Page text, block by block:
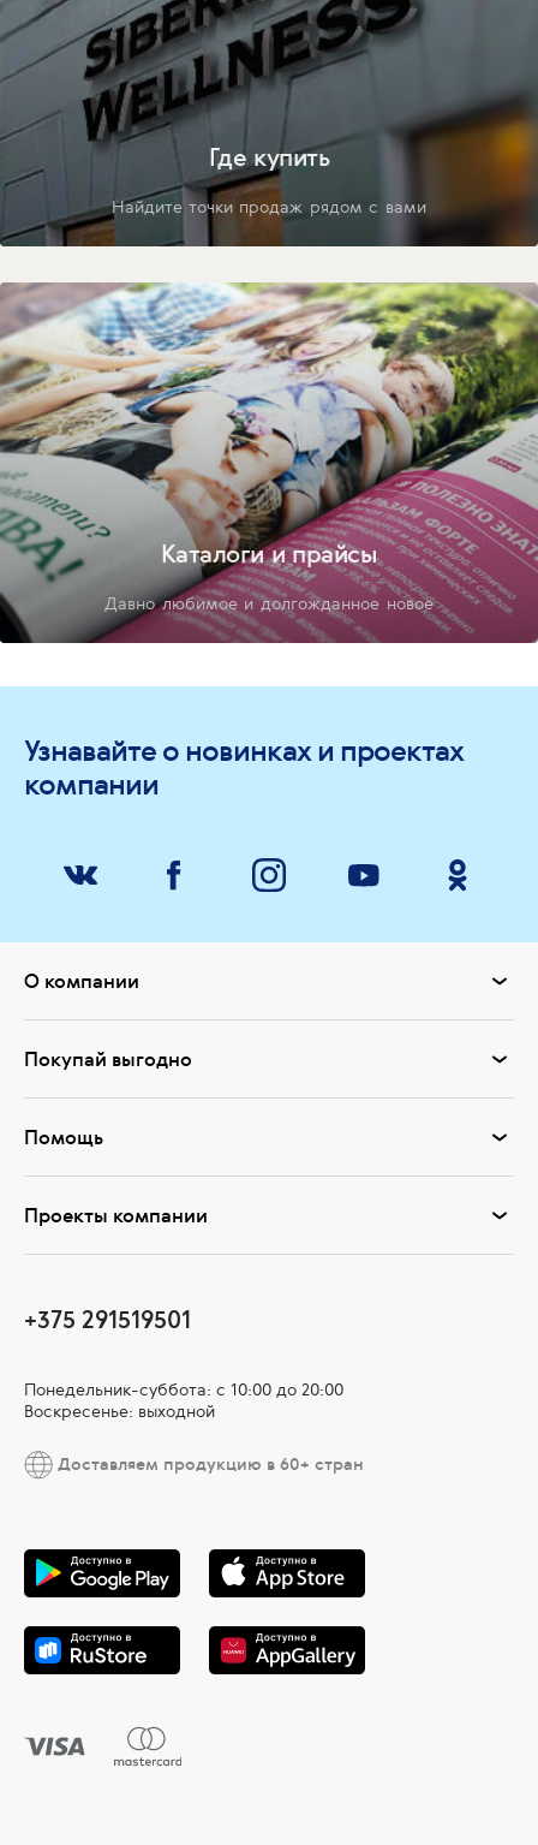
Где купить
Найдите точки продаж рядом с вами
Каталоги и прайсы
Давно любимое и долгожданное новое
Узнавайте о новинках и проектах
компании
О компании
Покупай выгодно
Помощь
Проекты компании
+375 291519501
Понедельник-суббота: с 10:00 до 20:00
Воскресенье: выходной
Доставляем продукцию в 60+ стран